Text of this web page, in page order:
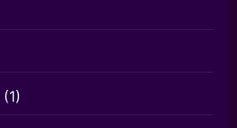
(1)